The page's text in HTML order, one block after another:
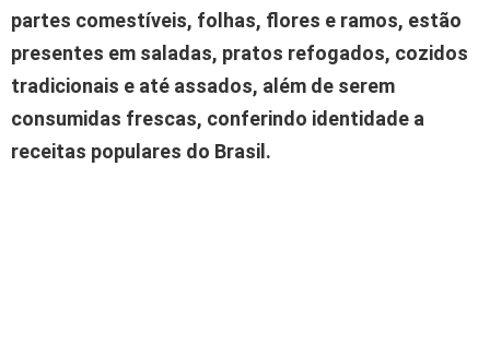
partes comestíveis, folhas, flores e ramos, estão
presentes em saladas, pratos refogados, cozidos
tradicionais e até assados, além de serem
consumidas frescas, conferindo identidade a
receitas populares do Brasil.